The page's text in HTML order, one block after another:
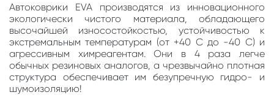
Автоковрики EVA производятся из инновационного
экологически чистого материала, обладающего
высочайшей износостойкостью, устойчивостью к
экстремальным температурам (от +40 С до -40 С) и
агрессивным химреагентам. Они в 4 раза легче
обычных резиновых аналогов, а чрезвычайно плотная
структура обеспечивает им безупречную гидро- и
шумоизоляцию!